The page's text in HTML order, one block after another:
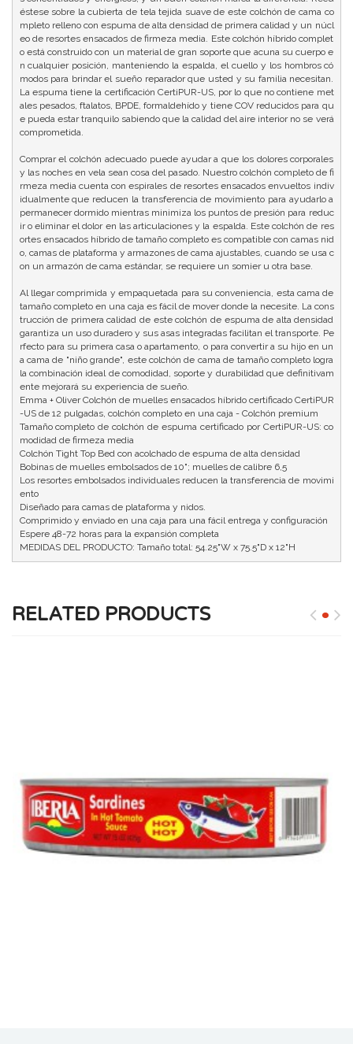
éstese sobre la cubierta de tela tejida suave de este colchón de cama co
mpleto relleno con espuma de alta densidad de primera calidad y un núcl
eo de resortes ensacados de firmeza media. Este colchón híbrido complet
o está construido con un material de gran soporte que acuna su cuerpo e
n cualquier posición, manteniendo la espalda, el cuello y los hombros có
modos para brindar el sueño reparador que usted y su familia necesitan.
La espuma tiene la certificación CertiPUR-US, por lo que no contiene met
ales pesados, ftalatos, BPDE, formaldehído y tiene COV reducidos para qu
e pueda estar tranquilo sabiendo que la calidad del aire interior no se verá
comprometida.
Comprar el colchón adecuado puede ayudar a que los dolores corporales
y las noches en vela sean cosa del pasado. Nuestro colchón completo de fi
rmeza media cuenta con espirales de resortes ensacados envueltos indiv
idualmente que reducen la transferencia de movimiento para ayudarlo a
permanecer dormido mientras minimiza los puntos de presión para reduc
ir o eliminar el dolor en las articulaciones y la espalda. Este colchón de res
ortes ensacados híbrido de tamaño completo es compatible con camas nid
o, camas de plataforma y armazones de cama ajustables, cuando se usa c
on un armazón de cama estándar, se requiere un somier u otra base.
Al llegar comprimida y empaquetada para su conveniencia, esta cama de
tamaño completo en una caja es fácil de mover donde la necesite. La cons
trucción de primera calidad de este colchón de espuma de alta densidad
garantiza un uso duradero y sus asas integradas facilitan el transporte. Pe
rfecto para su primera casa o apartamento, o para convertir a su hijo en un
a cama de "niño grande", este colchón de cama de tamaño completo logra
la combinación ideal de comodidad, soporte y durabilidad que definitivam
ente mejorará su experiencia de sueño.
Emma + Oliver Colchón de muelles ensacados híbrido certificado CertiPUR
-US de 12 pulgadas, colchón completo en una caja - Colchón premium
Tamaño completo de colchón de espuma certificado por CertiPUR-US: co
modidad de firmeza media
Colchón Tight Top Bed con acolchado de espuma de alta densidad
Bobinas de muelles embolsados ​​de 10"; muelles de calibre 6,5
Los resortes embolsados ​​individuales reducen la transferencia de movimi
ento
Diseñado para camas de plataforma y nidos.
Comprimido y enviado en una caja para una fácil entrega y configuración
Espere 48-72 horas para la expansión completa
RELATED PRODUCTS